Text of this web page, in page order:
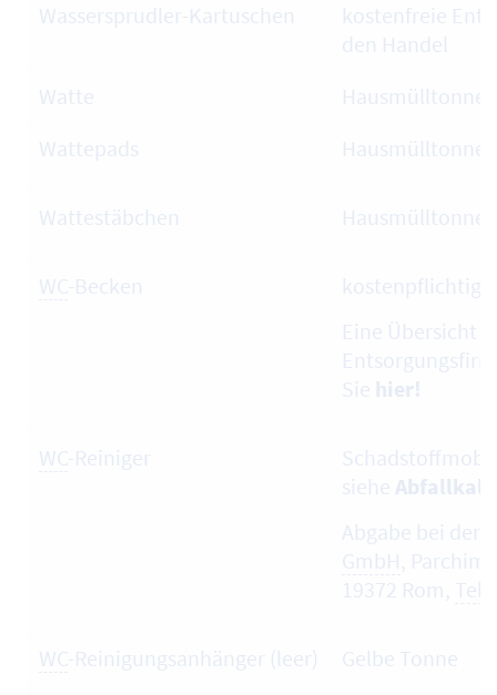
Wassersprudler-Kartuschen
kostenfreie
den Handel
Watte
Hausmülltonne
Wattepads
Hausmülltonne
Wattestäbchen Hausmülltonne
WC -Becken
kostenpflichtig
Eine Übersicht
Sie hier!
WC -Reiniger
siehe
Abgabe bei der
GmbH ,
19372 Rom, Tel.
WC -Reinigungsanhänger (leer)
Gelbe Tonne